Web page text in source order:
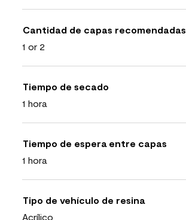
Cantidad de capas recomendadas
1 or 2
Tiempo de secado
1 hora
Tiempo de espera entre capas
1 hora
Tipo de vehículo de resina
Acrílico